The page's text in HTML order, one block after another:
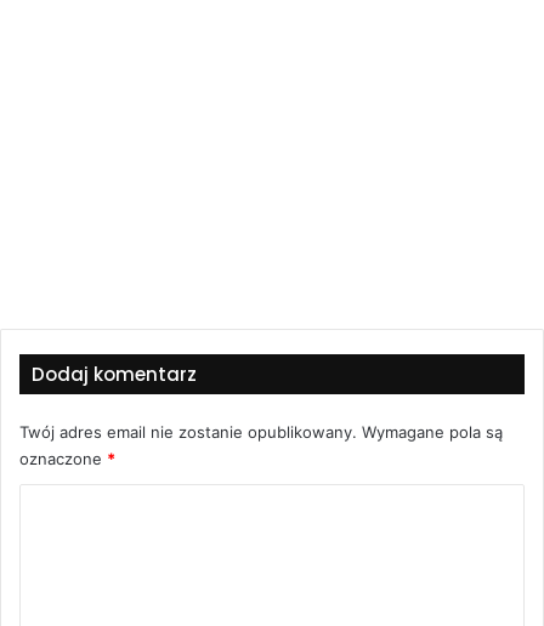
Dodaj komentarz
Twój adres email nie zostanie opublikowany. Wymagane pola są
oznaczone *